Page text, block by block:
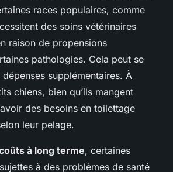
races populaires, comme
des soins vétérinaires
raison de propensions
pathologies. Cela peut se
supplémentaires. À
chiens, bien qu’ils mangent
des besoins en toilettage
leur pelage.
à long terme, certaines
à des problèmes de santé